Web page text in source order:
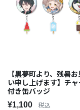
【黒夢町より、残暑
い申し上げます】チャ
付き缶バッジ
¥1,100 税込